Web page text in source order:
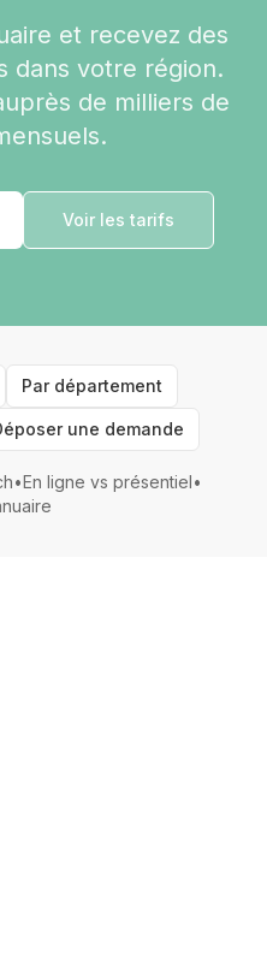
et recevez des
dans votre région.
de milliers de
Voir les tarifs
Par département
une demande
•En ligne vs présentiel•